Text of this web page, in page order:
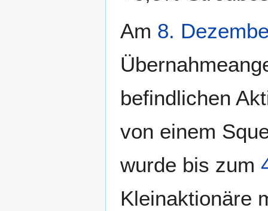
Am 8.
befindlichen
von einem
wurde bis zum
Kleinaktionäre